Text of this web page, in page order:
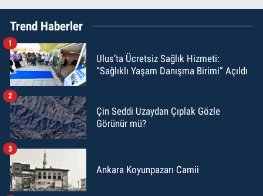
Trend Haberler
Ulus’ta Ücretsiz Sağlık Hizmeti:
“Sağlıklı Yaşam Danışma Birimi” Açıldı
1
Çin Seddi Uzaydan Çıplak Gözle
Görünür mü?
2
Ankara Koyunpazarı Camii
3